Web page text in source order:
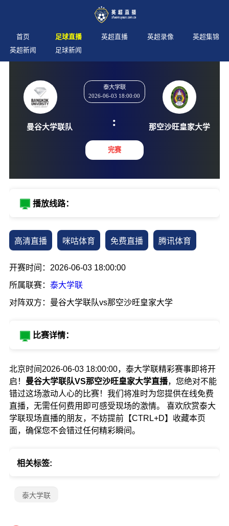
首页 足球直播 英超直播 英超录像
英超集锦
英超新闻
足球新闻
曼谷大学联队 :
播放线路：
高清直播 咪咕体育 免费直播 腾讯体育
开赛时间：2026-06-03 18:00:00
所属联赛： 泰大学联
对阵双方：曼谷大学联队vs那空沙旺皇家大学
比赛详情：
北京时间2026-06-03 18:00:00，泰大学联精彩赛事即将开
启！ 曼谷大学联队VS那空沙旺皇家大学直播，您绝对不能
错过这场激动人心的比赛！我们将准时为您提供在线免费
直播，无需任何费用即可感受现场的激情。 喜欢欣赏泰大
学联现场直播的朋友，不妨提前【CTRL+D】收藏本页
面，确保您不会错过任何精彩瞬间。
相关标签:
泰大学联